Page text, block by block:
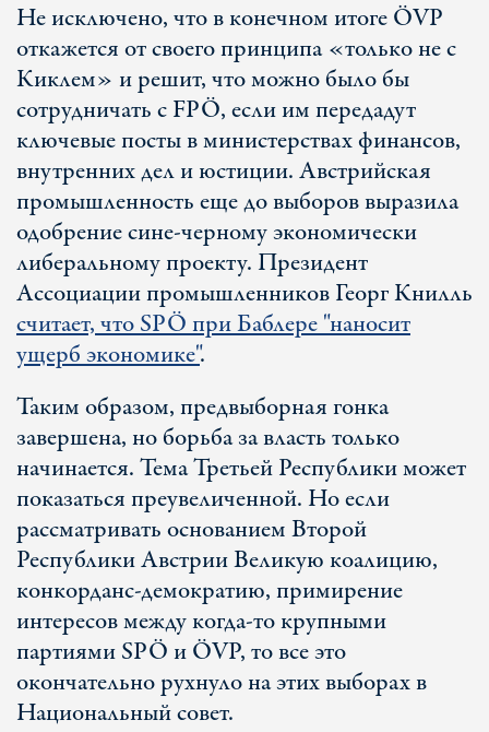
Не исключено, что в конечном итоге ÖVP
откажется от своего принципа «только не с
Киклем» и решит, что можно было бы
сотрудничать с FPÖ, если им передадут
ключевые посты в министерствах финансов,
внутренних дел и юстиции. Австрийская
промышленность еще до выборов выразила
одобрение сине-черному экономически
либеральному проекту. Президент
Ассоциации промышленников Георг Книлль
считает, что SPÖ при Баблере "наносит
ущерб экономике".
Таким образом, предвыборная гонка
завершена, но борьба за власть только
начинается. Тема Третьей Республики может
показаться преувеличенной. Но если
рассматривать основанием Второй
Республики Австрии Великую коалицию,
конкорданс-демократию, примирение
интересов между когда-то крупными
партиями SPÖ и ÖVP, то все это
окончательно рухнуло на этих выборах в
Национальный совет.